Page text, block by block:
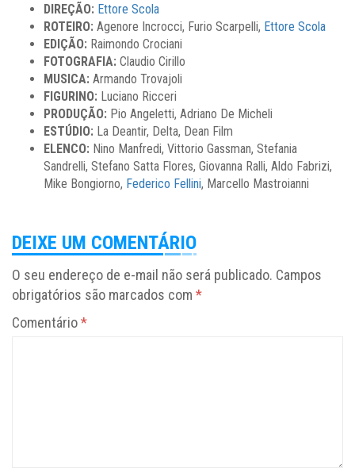
DIREÇÃO: Ettore Scola
ROTEIRO: Agenore Incrocci, Furio Scarpelli, Ettore Scola
EDIÇÃO: Raimondo Crociani
FOTOGRAFIA: Claudio Cirillo
MUSICA: Armando Trovajoli
FIGURINO: Luciano Ricceri
PRODUÇÃO: Pio Angeletti, Adriano De Micheli
ESTÚDIO: La Deantir, Delta, Dean Film
ELENCO: Nino Manfredi, Vittorio Gassman, Stefania
Sandrelli, Stefano Satta Flores, Giovanna Ralli, Aldo Fabrizi,
Mike Bongiorno, Federico Fellini, Marcello Mastroianni
DEIXE UM COMENTÁRIO
O seu endereço de e-mail não será publicado. Campos
obrigatórios são marcados com *
Comentário*